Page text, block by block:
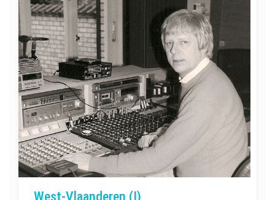
West-Vlaanderen (I)